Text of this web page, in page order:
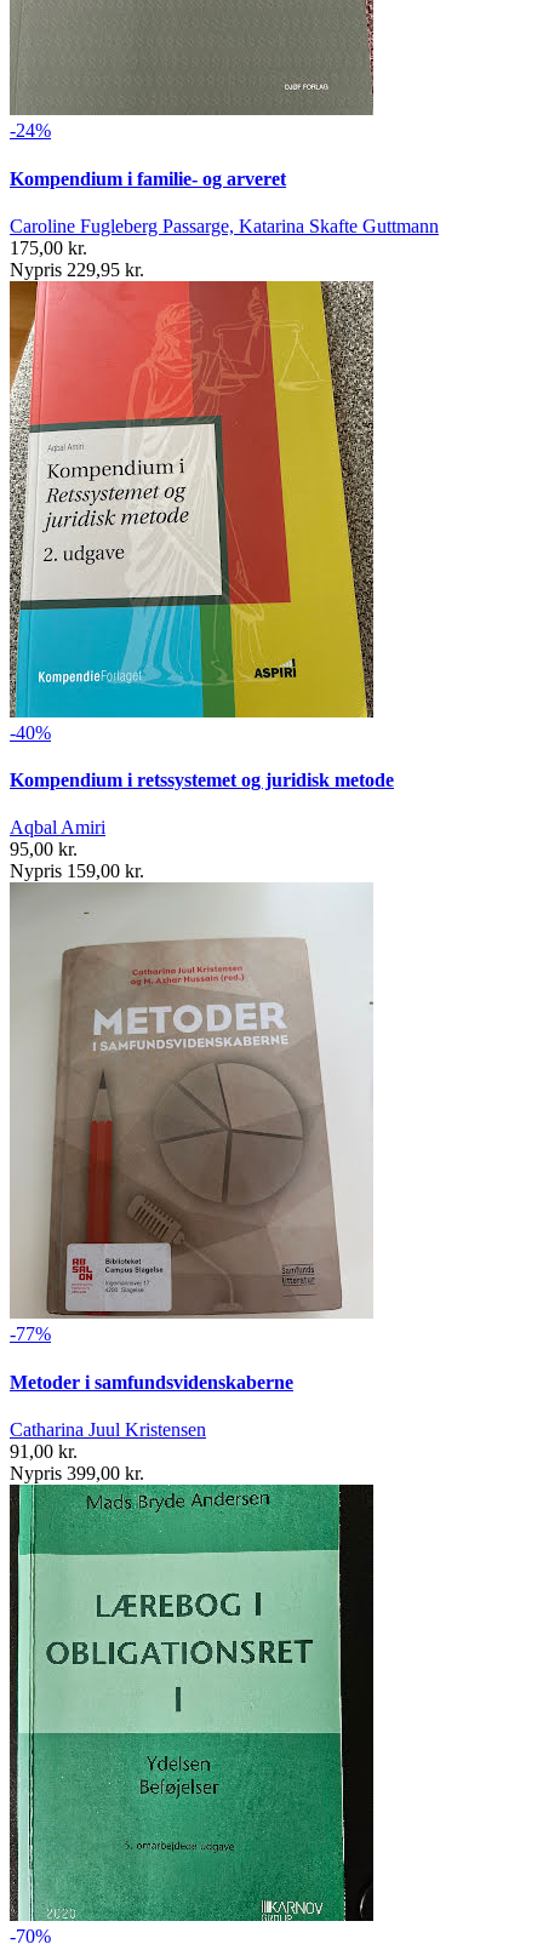
-24%
Kompendium i familie- og arveret
Caroline Fugleberg Passarge, Katarina Skafte Guttmann
175,00 kr.
Nypris 229,95 kr.
-40%
Kompendium i retssystemet og juridisk metode
Aqbal Amiri
95,00 kr.
Nypris 159,00 kr.
-77%
Metoder i samfundsvidenskaberne
Catharina Juul Kristensen
91,00 kr.
Nypris 399,00 kr.
-70%